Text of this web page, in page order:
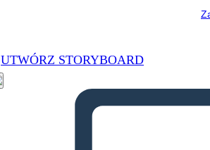
UTWÓRZ STORYBOARD